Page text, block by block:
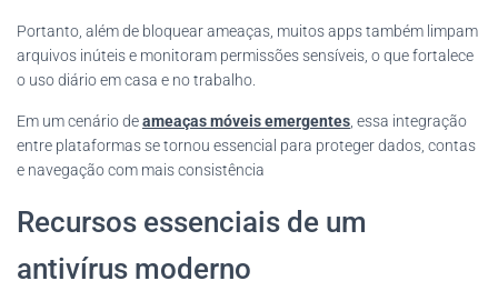
Portanto, além de bloquear ameaças, muitos apps também limpam
arquivos inúteis e monitoram permissões sensíveis, o que fortalece
o uso diário em casa e no trabalho.
Em um cenário deameaças móveis emergentes , essa integração
entre plataformas se tornou essencial para proteger dados, contas
e navegação com mais consistência
Recursos essenciais de um
antivírus moderno